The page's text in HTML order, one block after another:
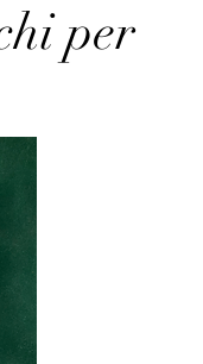
per